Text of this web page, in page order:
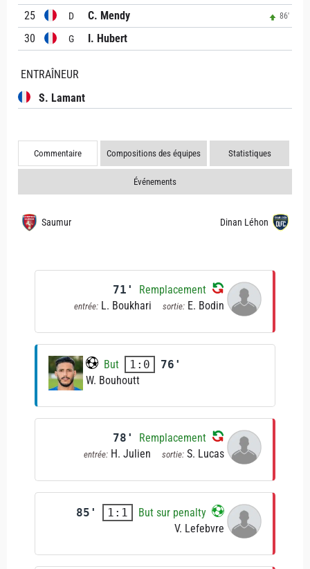
25 D C. Mendy 86'
30 G I. Hubert
ENTRAÎNEUR
S. Lamant
Commentaire Compositions des équipes Statistiques
Événements
Saumur Dinan Léhon
71' Remplacement
entrée: L. Boukhari sortie: E. Bodin
But 1:0
76'
W. Bouhoutt
78' Remplacement
entrée: H. Julien sortie: S. Lucas
85' 1:1
But sur penalty
V. Lefebvre